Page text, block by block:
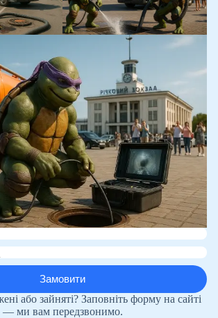
або зайняті? Заповніть форму на сайті
— ми вам передзвонимо.